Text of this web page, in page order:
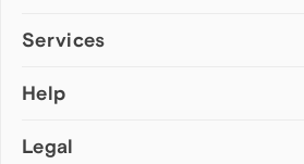
Computer browsers
Opera for Mac
Opera beta version
Services
Add-ons
Wallpapers
Help
Help & support
Legal